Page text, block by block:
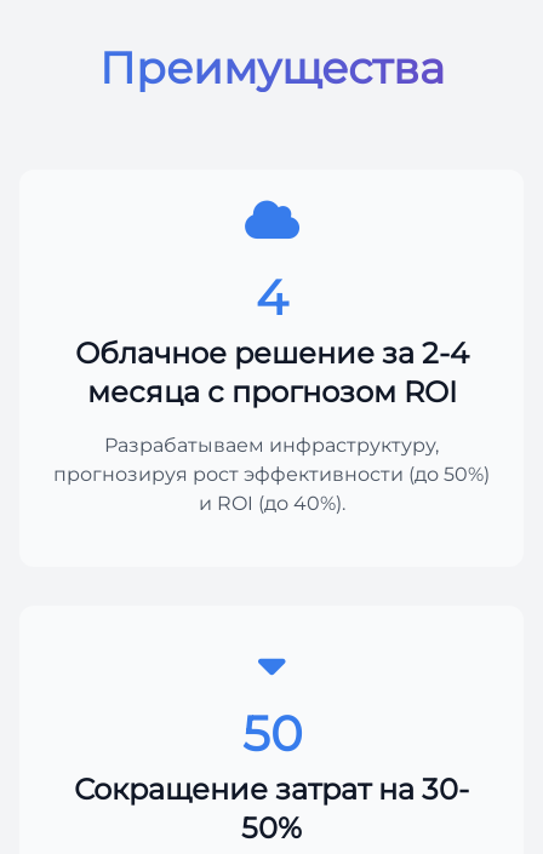
Преимущества
4
Облачное решение за 2-4
месяца с прогнозом ROI
Разрабатываем инфраструктуру,
прогнозируя рост эффективности (до 50%)
и ROI (до 40%).
50
Сокращение затрат на 30-
50%